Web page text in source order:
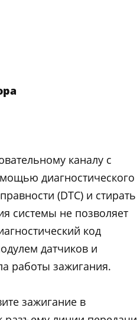
каналу с
диагностического
(DTC) и стирать
системы не позволяет
код
датчиков и
работы зажигания.
зажигание в